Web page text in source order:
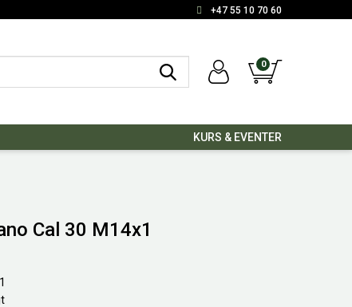
+47 55 10 70 60
0
KURS & EVENTER
Cal 30 M14x1